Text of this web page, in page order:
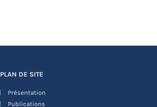
PLAN DE SITE
Présentation
Publications